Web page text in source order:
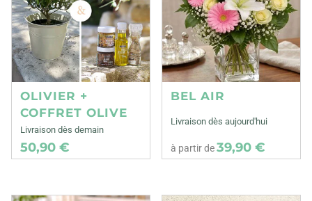
OLIVIER +
COFFRET OLIVE
Livraison dès demain
50,90 €
BEL AIR
Livraison dès aujourd'hui
à partir de39,90 €